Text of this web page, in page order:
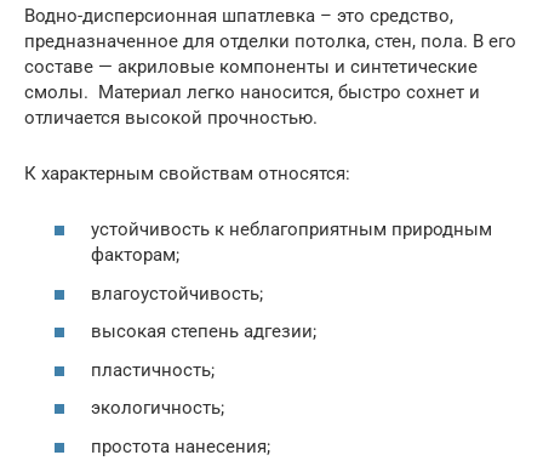
Водно-дисперсионная шпатлевка – это средство,
предназначенное для отделки потолка, стен, пола. В его
составе — акриловые компоненты и синтетические
смолы. Материал легко наносится, быстро сохнет и
отличается высокой прочностью.
К характерным свойствам относятся:
устойчивость к неблагоприятным природным
факторам;
влагоустойчивость;
высокая степень адгезии;
пластичность;
экологичность;
простота нанесения;